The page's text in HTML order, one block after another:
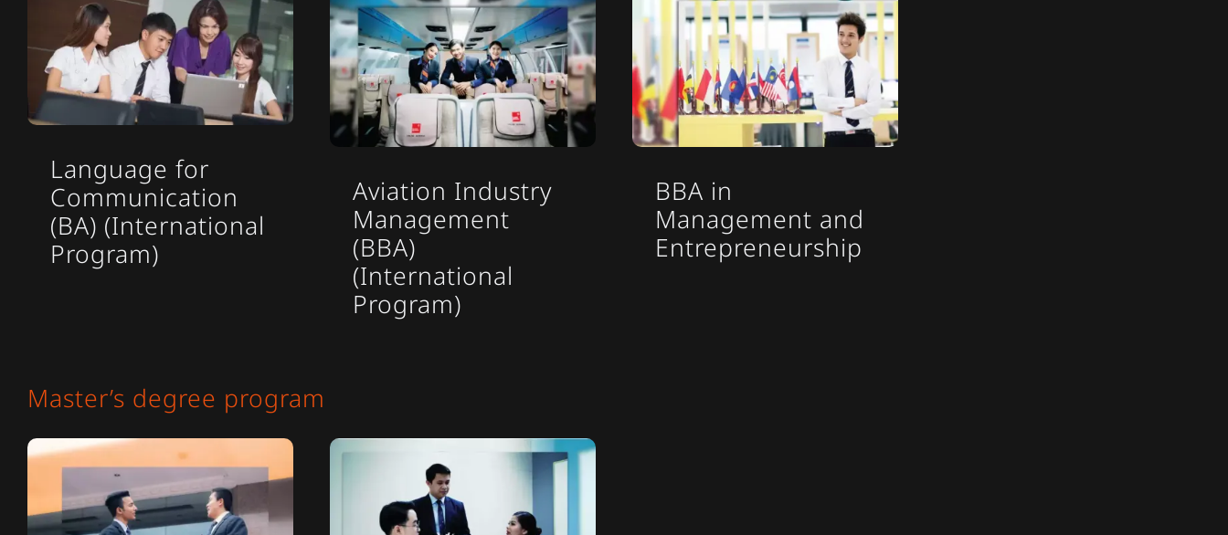
Language for
Communication
(BA) (International
Program)
Aviation Industry
Management
(BBA)
(International
Program)
BBA in
Management and
Entrepreneurship
Master’s degree program